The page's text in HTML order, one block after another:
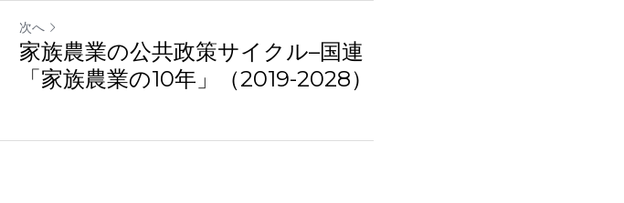
次へ
家族農業の公共政策サイクル–国連
「家族農業の10年」（2019-2028）